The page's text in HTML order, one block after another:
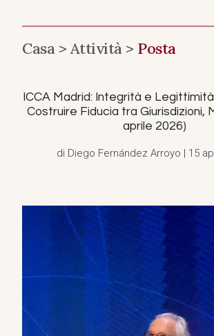
Casa >Attività > Posta
ICCA Madrid: Integrità e
Costruire Fiducia tra Giurisdizioni,
aprile 2026)
di Diego Fernández Arroyo | 15